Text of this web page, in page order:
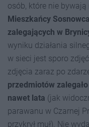
osób, które nie
Mieszkańcy
zalegających w
wyniku działania
w sieci jest sporo
zdjęcia zaraz po
przedmiotów
nawet lata (jak
parawanu w Czarnej
przykrył muł). Nie